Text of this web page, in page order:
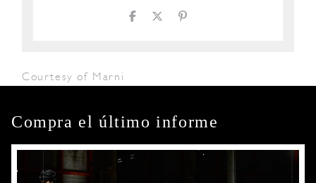
Courtesy of Marni
Compra el último informe